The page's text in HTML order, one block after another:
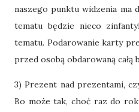
naszego punktu widzenia ma
tematu będzie nieco
tematu. Podarowanie karty
przed osobą obdarowaną całą
3) Prezent nad prezentami,
Bo może tak, choć raz do